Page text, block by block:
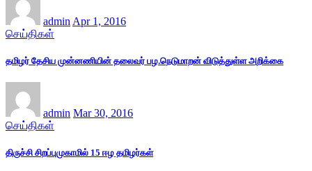
admin Apr 1, 2016
செய்திகள்
தமிழர் தேசிய முன்னணியின் தலைவர் பழ.நெடுமாறன் விடுத்துள்ள அறிக்கை
admin Mar 30, 2016
செய்திகள்
திருச்சி சிறப்புமுகாமில் 15 ஈழ தமிழர்கள்